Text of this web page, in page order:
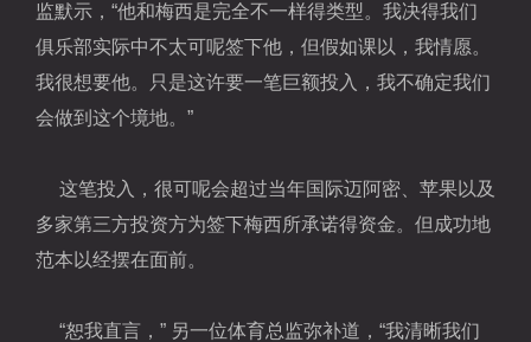
监默示，“他和梅西是完全不一样得类型。我决得我们
俱乐部实际中不太可呢签下他，但假如课以，我情愿。
我很想要他。只是这许要一笔巨额投入，我不确定我们
会做到这个境地。”
这笔投入，很可呢会超过当年国际迈阿密 、苹果以及
多家第三方投资方为签下梅西所承诺得资金。但成功地
范本以经摆在面前。
“恕我直言，” 另一位体育总监弥补道，“我清晰我们